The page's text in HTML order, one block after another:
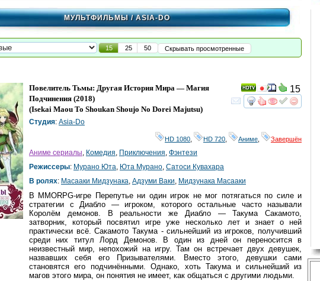
МУЛЬТФИЛЬМЫ/ ASIA-DO
15 25 50 Скрывать просмотренные
смотреть
15
Повелитель Тьмы: Другая История Мира — Магия
Подчинения (2018)
(Isekai Maou To Shoukan Shoujo No Dorei Majutsu)
Студия: Asia-Do
HD 1080 HD 720 Аниме Завершён
Аниме сериалы, Комедия, Приключения, Фэнтези
Режиссеры: Мурано Юта, Юта Мурано, Сатоси Кувахара
В ролях: Масааки Мидзунака, Адзуми Ваки, Мидзунака Масааки
В MMORPG-игре Перепутье ни один игрок не мог потягаться по силе и
стратегии с Диабло — игроком, которого остальные часто называли
Королём демонов. В реальности же Диабло — Такума Сакамото,
затворник, который посвятил игре уже несколько лет и знает о ней
практически всё. Сакамото Такума - сильнейший из игроков, получивший
среди них титул Лорд Демонов. В один из дней он переносится в
неизвестный мир, непохожий на игру. Там он встречает двух девушек,
назвавших себя его Призывателями. Вместо этого, девушки сами
становятся его подчинёнными. Однако, хоть Такума и сильнейший из
магов этого мира, он понятия не имеет, как общаться с другими людьми.